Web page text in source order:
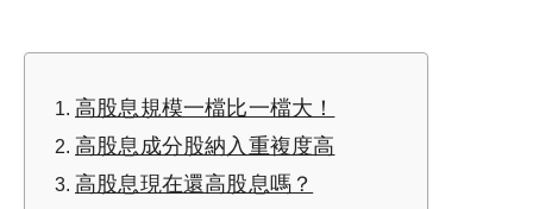
高股息規模一檔比一檔大！
高股息成分股納入重複度高
高股息現在還高股息嗎？